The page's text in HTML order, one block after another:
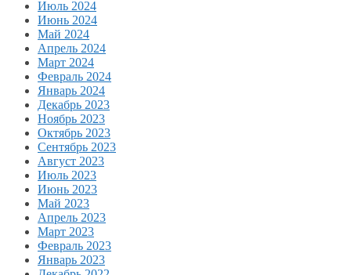
Июль 2024
Июнь 2024
Май 2024
Апрель 2024
Март 2024
Февраль 2024
Январь 2024
Декабрь 2023
Ноябрь 2023
Октябрь 2023
Сентябрь 2023
Август 2023
Июль 2023
Июнь 2023
Май 2023
Апрель 2023
Март 2023
Февраль 2023
Январь 2023